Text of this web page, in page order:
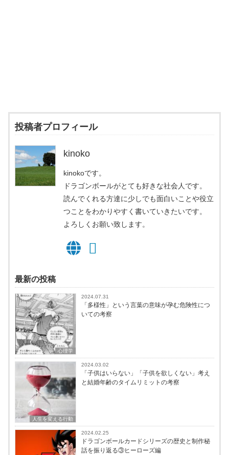
投稿者プロフィール
kinoko
kinokoです。
ドラゴンボールがとても好きな社会人です。
読んでくれる方達に少しでも面白いことや役立
つことをわかりやすく書いていきたいです。
よろしくお願い致します。
最新の投稿
心理学
2024.07.31
「多様性」という言葉の意味が孕む危険性につ
いての考察
人生を変える行動
2024.03.02
「子供はいらない」「子供を欲しくない」考え
と結婚年齢のタイムリミットの考察
2024.02.25
ドラゴンボールカードシリーズの歴史と制作秘
話を振り返る③ヒーローズ編